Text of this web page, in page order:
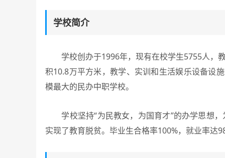
学校简介
学校创办于1996年，现有在校学生5755人，
积10.8万平方米，教学、实训和生活娱乐设备设
模最大的民办中职学校。
学校坚持“为民教女，为国育才”的办学思想，
实现了教育脱贫。毕业生合格率100%，就业率达